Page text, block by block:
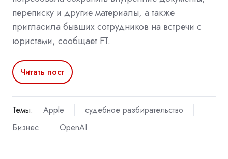
переписку и другие материалы, а также
пригласила бывших сотрудников на встречи с
юристами, сообщает FT.
Читать пост
Темы: Apple
судебное разбирательство
Бизнес
OpenAI